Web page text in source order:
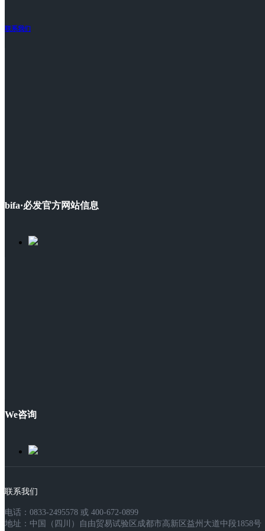
联系我们
bifa·必发官方网站信息
We咨询
联系我们
电话：0833-2495578 或 400-672-0899
地址：中国（四川）自由贸易试验区成都市高新区益州大道中段1858号